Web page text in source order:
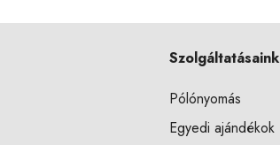
Szolgáltatásaink
Pólónyomás
Egyedi ajándékok